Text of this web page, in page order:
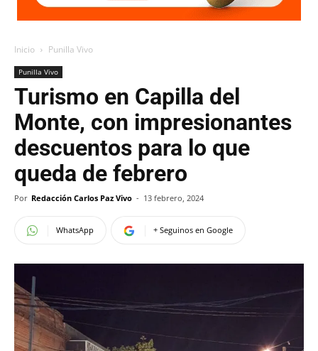
Inicio Punilla Vivo
Punilla Vivo
Turismo en Capilla del
Monte, con impresionantes
descuentos para lo que
queda de febrero
Por Redacción Carlos Paz Vivo - 13 febrero, 2024
WhatsApp + Seguinos en Google